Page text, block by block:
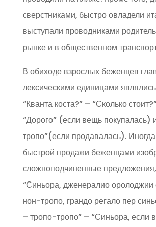
сверстниками, быстро овладели
выступали проводниками
рынке и в общественном
В обиходе взрослых беженцев
лексическими единицами
“Кванта коста?” – “Сколько
“Дорого” (если вещь покупалась)
тропо”(если продавалась).
быстрой продажи беженцами
сложноподчиненные
“Синьора, дженералио оролоджии
нон-тропо, грандо регало пер
– тропо-тропо” – “Синьора, если